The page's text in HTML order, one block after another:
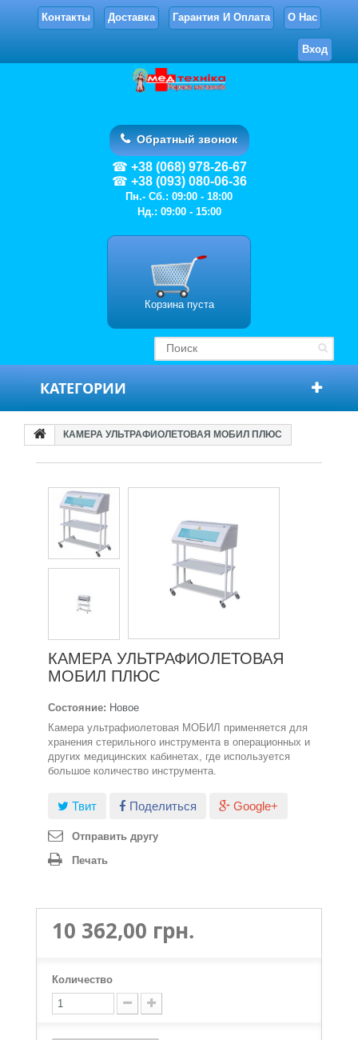
Контакты Доставка Гарантия И Оплата О Нас
Вход
Обратный звонок
+38 (068) 978-26-67
+38 (093) 080-06-36
Пн.- Сб.: 09:00 - 18:00
Нд.: 09:00 - 15:00
Корзина пуста
КАТЕГОРИИ
КАМЕРА УЛЬТРАФИОЛЕТОВАЯ МОБИЛ ПЛЮС
КАМЕРА УЛЬТРАФИОЛЕТОВАЯ
МОБИЛ ПЛЮС
Состояние: Новое
Камера ультрафиолетовая МОБИЛ применяется для
хранения стерильного инструмента в операционных и
других медицинских кабинетах, где используется
большое количество инструмента.
Твит Поделиться Google+
Отправить другу
Печать
10 362,00 грн.
Количество